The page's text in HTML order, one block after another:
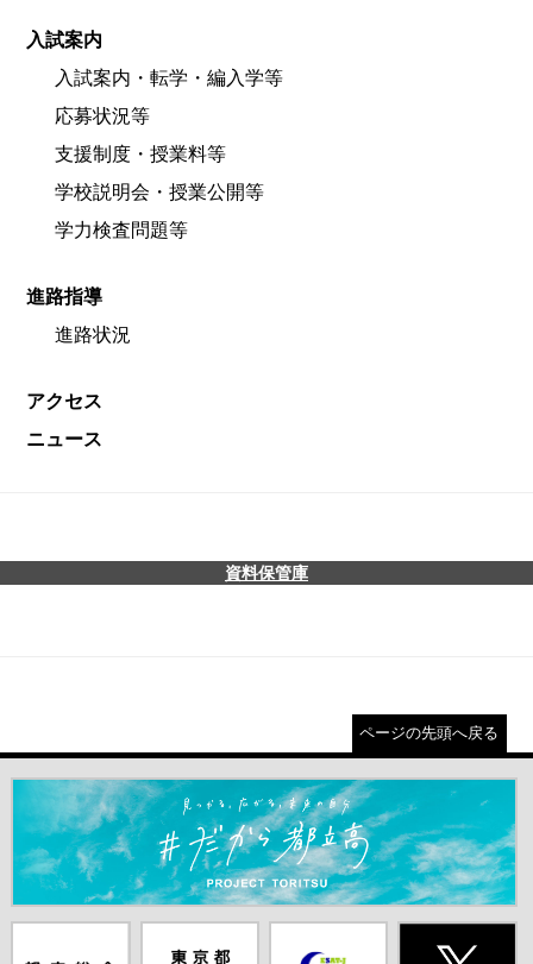
入試案内
入試案内・転学・編入学等
応募状況等
支援制度・授業料等
学校説明会・授業公開等
学力検査問題等
進路指導
進路状況
アクセス
ニュース
資料保管庫
ページの先頭へ戻る
＃だから都立高（別ウインドウが開きます）